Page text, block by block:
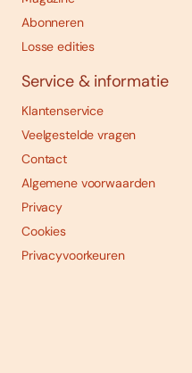
Abonneren
Losse edities
Service & informatie
Klantenservice
Veelgestelde vragen
Contact
Algemene voorwaarden
Privacy
Cookies
Privacyvoorkeuren